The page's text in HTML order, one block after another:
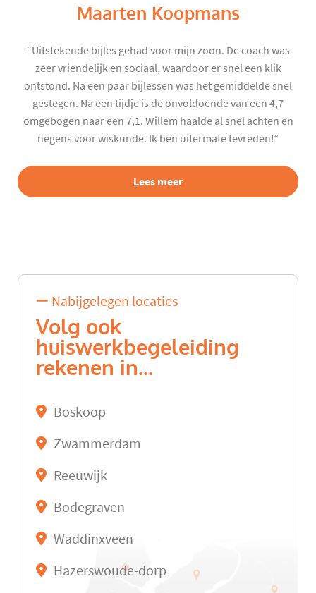
Maarten Koopmans
“Uitstekende bijles gehad voor mijn zoon. De coach was
zeer vriendelijk en sociaal, waardoor er snel een klik
ontstond. Na een paar bijlessen was het gemiddelde snel
gestegen. Na een tijdje is de onvoldoende van een 4,7
omgebogen naar een 7,1. Willem haalde al snel achten en
negens voor wiskunde. Ik ben uitermate tevreden!”
Lees meer
Nabijgelegen locaties
Volg ook
huiswerkbegeleiding
rekenen in...
Boskoop
Zwammerdam
Reeuwijk
Bodegraven
Waddinxveen
Hazerswoude-dorp